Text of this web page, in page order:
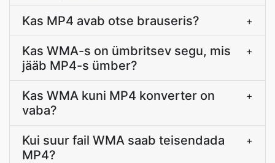
Kas MP4 avab otse brauseris? +
Kas WMA-s on ümbritsev segu, mis
jääb MP4-s ümber?
+
Kas WMA kuni MP4 konverter on
vaba?
+
Kui suur fail WMA saab teisendada
MP4?
+